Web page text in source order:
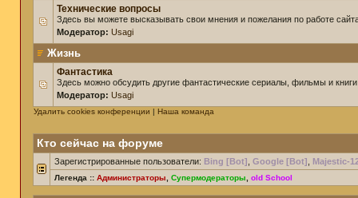
Технические вопросы
Здесь вы можете высказывать свои мнения и пожелания по работе
Модератор: Usagi
Жизнь
Фантастика
Здесь можно обсудить другие фантастические сериалы, фильмы и
Модератор: Usagi
Удалить cookies конференции | Наша команда
Кто сейчас на форуме
Зарегистрированные пользователи: Bing [Bot] Google [Bot] Majestic-
Легенда :: Администраторы Супермодераторы old School